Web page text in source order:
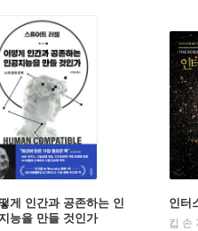
게 인간과 공존하는 인
능을 만들 것인가
인터
킵 손